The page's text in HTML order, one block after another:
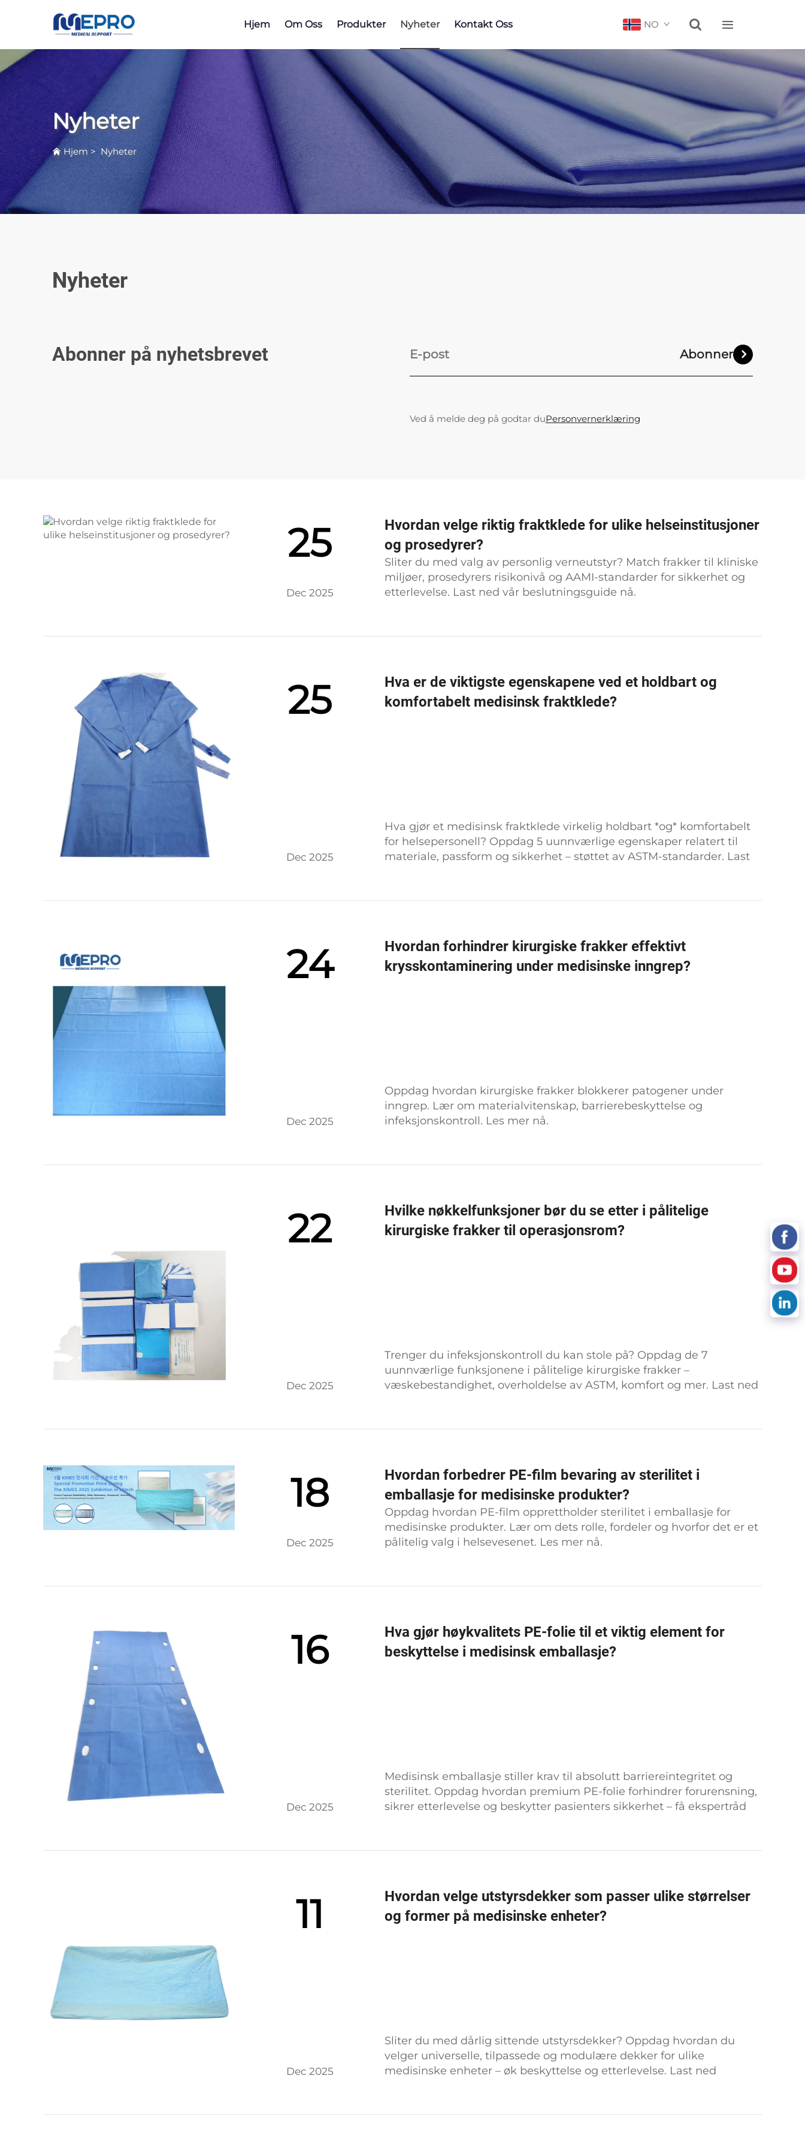
Hjem Om Oss Produkter Nyheter Kontakt Oss NO  
Nyheter
Hjem>Nyheter
Nyheter
Abonner på nyhetsbrevet Abonner
Ved å melde deg på godtar duPersonvernerklæring
25
Dec 2025
Hvordan velge riktig fraktklede for ulike helseinstitusjoner
og prosedyrer?
Sliter du med valg av personlig verneutstyr? Match frakker til kliniske
miljøer, prosedyrers risikonivå og AAMI-standarder for sikkerhet og
etterlevelse. Last ned vår beslutningsguide nå.
25
Dec 2025
Hva er de viktigste egenskapene ved et holdbart og
komfortabelt medisinsk fraktklede?
Hva gjør et medisinsk fraktklede virkelig holdbart *og* komfortabelt
for helsepersonell? Oppdag 5 uunnværlige egenskaper relatert til
materiale, passform og sikkerhet – støttet av ASTM-standarder. Last
24
Dec 2025
Hvordan forhindrer kirurgiske frakker effektivt
krysskontaminering under medisinske inngrep?
Oppdag hvordan kirurgiske frakker blokkerer patogener under
inngrep. Lær om materialvitenskap, barrierebeskyttelse og
infeksjonskontroll. Les mer nå.
22
Dec 2025
Hvilke nøkkelfunksjoner bør du se etter i pålitelige
kirurgiske frakker til operasjonsrom?
Trenger du infeksjonskontroll du kan stole på? Oppdag de 7
uunnværlige funksjonene i pålitelige kirurgiske frakker –
væskebestandighet, overholdelse av ASTM, komfort og mer. Last ned
18
Dec 2025
Hvordan forbedrer PE-film bevaring av sterilitet i
emballasje for medisinske produkter?
Oppdag hvordan PE-film opprettholder sterilitet i emballasje for
medisinske produkter. Lær om dets rolle, fordeler og hvorfor det er et
pålitelig valg i helsevesenet. Les mer nå.
16
Dec 2025
Hva gjør høykvalitets PE-folie til et viktig element for
beskyttelse i medisinsk emballasje?
Medisinsk emballasje stiller krav til absolutt barriereintegritet og
sterilitet. Oppdag hvordan premium PE-folie forhindrer forurensning,
sikrer etterlevelse og beskytter pasienters sikkerhet – få ekspertråd
11
Dec 2025
Hvordan velge utstyrsdekker som passer ulike størrelser
og former på medisinske enheter?
Sliter du med dårlig sittende utstyrsdekker? Oppdag hvordan du
velger universelle, tilpassede og modulære dekker for ulike
medisinske enheter – øk beskyttelse og etterlevelse. Last ned